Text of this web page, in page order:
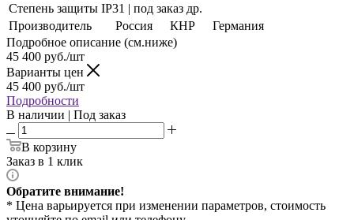
Степень защиты IP31 | под заказ др.
Производитель
Россия КНР
Германия
Подробное описание (см.ниже)
45 400 руб./шт
Варианты цен
45 400 руб./шт
Подробности
В наличии | Под заказ
В корзину
Заказ в 1 клик
Обратите внимание!
* Цена варьируется при изменении параметров, стоимость